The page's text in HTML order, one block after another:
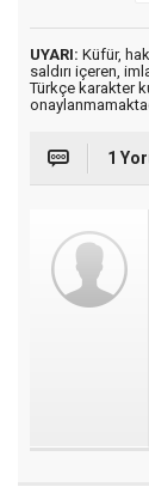
UYARI: Küfür,
saldırı içeren,
Türkçe karakter
1